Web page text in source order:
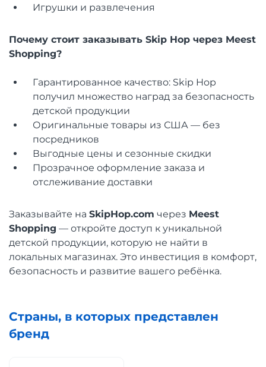
Игрушки и развлечения
Почему стоит заказывать Skip Hop через Meest
Shopping?
Гарантированное качество: Skip Hop
получил множество наград за безопасность
детской продукции
Оригинальные товары из США — без
посредников
Выгодные цены и сезонные скидки
Прозрачное оформление заказа и
отслеживание доставки
Заказывайте на SkipHop.com через Meest
Shopping — откройте доступ к уникальной
детской продукции, которую не найти в
локальных магазинах. Это инвестиция в комфорт,
безопасность и развитие вашего ребёнка.
Страны, в которых представлен
бренд